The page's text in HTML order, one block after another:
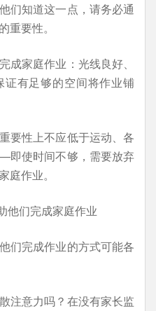
们知道这一点，请务必通
重要性。
成家庭作业：光线良好、
有足够的空间将作业铺
要性上不应低于运动、各
即使时间不够，需要放弃
庭作业。
他们完成家庭作业
们完成作业的方式可能各
注意力吗？在没有家长监